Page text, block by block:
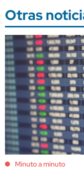
Otras
Minuto a minuto